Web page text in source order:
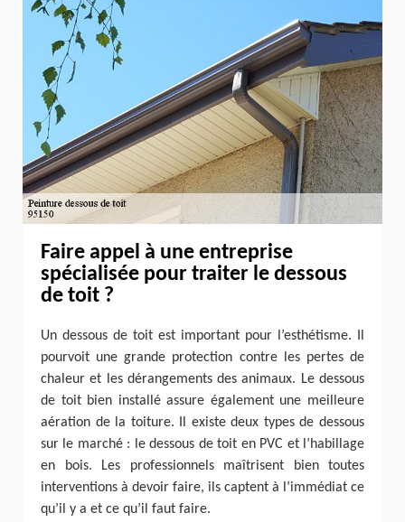
Faire appel à une entreprise
spécialisée pour traiter le dessous
de toit ?
Un dessous de toit est important pour l’esthétisme. Il
pourvoit une grande protection contre les pertes de
chaleur et les dérangements des animaux. Le dessous
de toit bien installé assure également une meilleure
aération de la toiture. Il existe deux types de dessous
sur le marché : le dessous de toit en PVC et l’habillage
en bois. Les professionnels maîtrisent bien toutes
interventions à devoir faire, ils captent à l’immédiat ce
qu’il y a et ce qu’il faut faire.